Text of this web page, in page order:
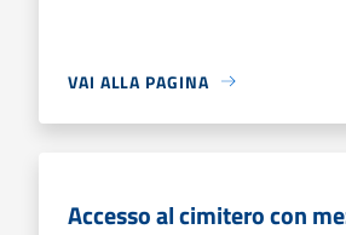
VAI ALLA PAGINA
Accesso al cimitero con